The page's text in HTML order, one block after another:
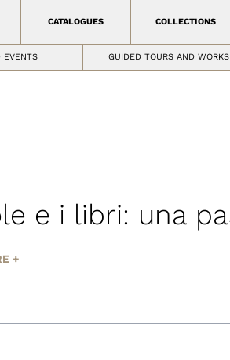
CATALOGUES COLLECTIONS
EVENTS GUIDED TOURS AND
e i libri: una
+